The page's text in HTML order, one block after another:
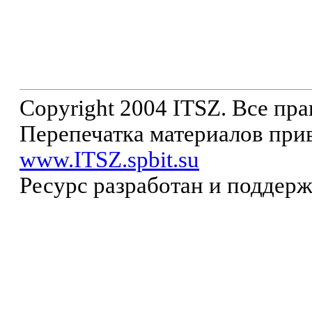
Copyright 2004 ITSZ. Все
Перепечатка материалов
www.ITSZ.spbit.su
Ресурс разработан и